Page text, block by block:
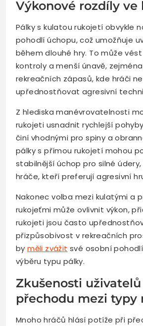
Výkonové rozdíly ve
Pálky s kulatou rukojetí obvykle
pohodlí úchopu, což umožňuje
během dlouhé hry. To může
kontroly a menší únavě,
rekreačních zápasů, kde hráči
upřednostňovat agresivní
Z hlediska manévrovatelnosti
rukojeti usnadnit rychlejší
činí vhodnými pro spiny a
pálky s přímou rukojetí mohou
stabilnější úchop pro silné
hráče, kteří preferují agresivní
Nakonec volba mezi kulatými a
rukojeťmi může ovlivnit výkon,
rukojeti jsou často
přizpůsobivost v rekreačních
byměli zvážit své osobní
výběru typu pálky.
Zkušenosti
přechodu mezi typy
Mnoho hráčů hlásí potíže při